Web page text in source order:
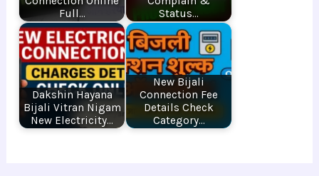
Full…
Status…
Dakshin Hayana
Bijali Vitran Nigam
New Electricity…
New Bijali
Connection Fee
Details Check
Category…